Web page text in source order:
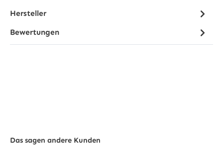
Hersteller
Bewertungen
Das sagen andere Kunden